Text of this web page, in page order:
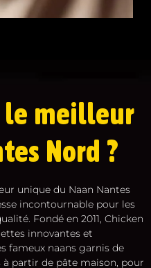
le meilleur
Nord ?
unique du Naan Nantes
incontournable pour les
Fondé en 2011, Chicken
innovantes et
fameux naans garnis de
partir de pâte maison, pour